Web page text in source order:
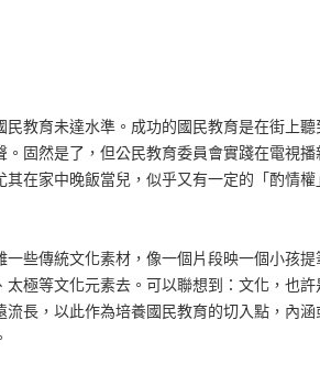
教育未達水準。成功的國民教育是在街上聽
固然是了，但公民教育委員會實踐在電視播
在家中晚飯當兒，似乎又有一定的「酌情權」
些傳統文化素材，像一個片段映一個小孩提
極等文化元素去。可以聯想到：文化，也許
長，以此作為培養國民教育的切入點，內涵